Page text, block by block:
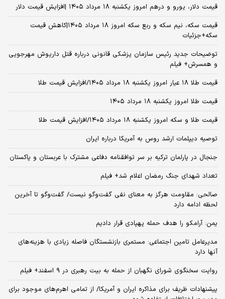
قیمت دلار، یورو و درهم امروز یکشنبه ۱۸ مرداد ۱۴۰۵ |افزایش قیمت دلار
قیمت سکه، نیم سکه و ربع سکه امروز ۱۸ مرداد ۱۴۰۵|کاهش قیمت
سکه+جزئیات
توضیحات جدید رئیس سازمان پزشکی قانونی درباره قتل داریوش مهرجویی
و همسرش+ فیلم
قیمت طلا ۱۸ عیار امروز یکشنبه ۱۸ مرداد ۱۴۰۵/افزایش قیمت طلا
قیمت طلا امروز یکشنبه ۱۸ مرداد ۱۴۰۵
قیمت طلا و سکه امروز یکشنبه ۱۸ مرداد ۱۴۰۵/افزایش قیمت طلا
توصیه دیپلمات ارشد روس به آمریکا درباره ایران
جنجال در پارلمان ترکیه بر سر توافقنامه دفاعی مشترک با عربستان و پاکستان
تعداد شهدای جنگ رمضان اعلام شد+ فیلم
صالحی: مقاومت هرگز به معنای نفی گفت‌وگو نیست/ گفت‌وگو تا آخرین
لحظه ادامه دارد
یمن: آرامکو را هدف حمله پهپادی قرار دادیم
مدیرعامل تامین اجتماعی: مستمری بازنشستگان فاصله زیادی با هزینه‌های
آنها دارد
روایت سخنگوی شورای نگهبان از حمله به بیت رهبری در ۹ اسفند+ فیلم
پیشنهادات ظریف برای مذاکره ایران و آمریکا/ از تمامی اهرم‌های موجود برای